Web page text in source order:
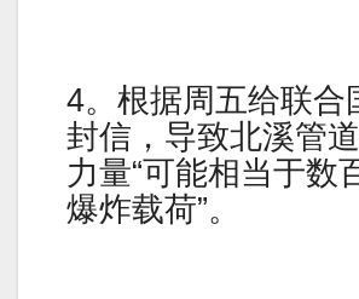
4。根据周五给联合
封信，导致北溪管
力量“可能相当于数
爆炸载荷”。